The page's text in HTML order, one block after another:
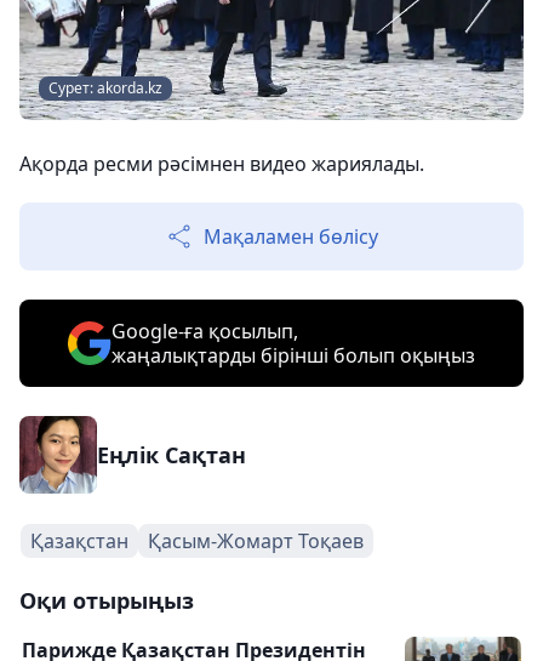
Сурет: akorda.kz
Ақорда ресми рәсімнен видео жариялады.
Мақаламен бөлісу
Google-ға қосылып,
жаңалықтарды бірінші болып оқыңыз
Еңлік Сақтан
Қазақстан Қасым-Жомарт Тоқаев
Оқи отырыңыз
Парижде Қазақстан Президентін